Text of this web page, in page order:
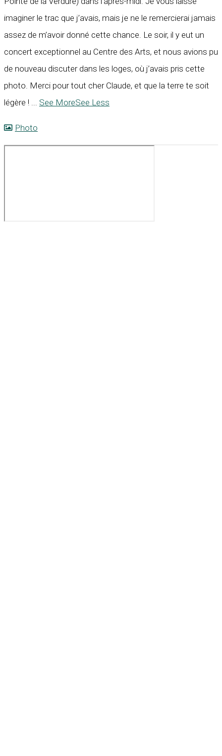
imaginer le trac que j’avais, mais je ne le remercierai jamais
assez de m’avoir donné cette chance. Le soir, il y eut un
concert exceptionnel au Centre des Arts, et nous avions pu
de nouveau discuter dans les loges, où j’avais pris cette
photo. Merci pour tout cher Claude, et que la terre te soit
légère !
See MoreSee Less
Photo